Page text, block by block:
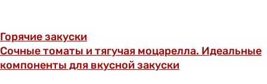
Горячие закуски
Сочные томаты и тягучая моцарелла. Идеальные
компоненты для вкусной закуски